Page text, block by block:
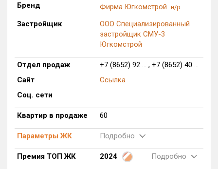
Найдено:
Многоквартирных домов
1 из 986
Блокированных домов
Домов с апартаментами
Блокированных домов
Квартир, апартаментов,
блоков в БД
Бренд
Фирма Югкомстрой н/р
Застройщик
ООО Специализированный
застройщик СМУ-3
Югкомстрой
Отдел продаж
+7 (8652) 92 ... , +7 (8652) 40 ...
Сайт
Ссылка
Соц. сети
Квартир в продаже 60
Параметры ЖК Подробно
Премия ТОП ЖК 2024 Подробно